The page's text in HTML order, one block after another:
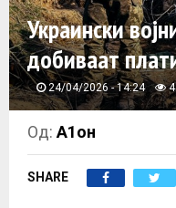
R
Y
M
E
Украински
добиваат
24/04/2026 - 14:24
Од:А1он
SHARE